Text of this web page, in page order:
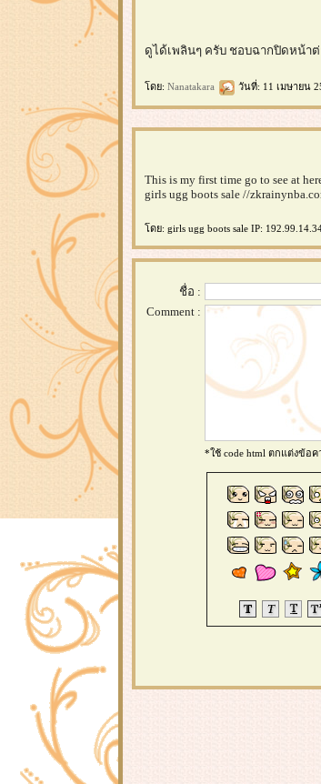
ดูได้เพลินๆ ครับ ชอบฉากปิดหน้า
ดย: Nanatakara วันที่: 11 เมษายน
This is my first time go to see at
girls ugg boots sale //
ดย: girls ugg boots sale IP:
ชื่อ :
Comment :
*ใช้ code html ตกแต่งข้อ